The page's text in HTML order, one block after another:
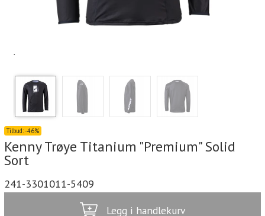
`
Tilbud:-46%
Kenny Trøye Titanium "Premium" Solid
Sort
241-3301011-5409
Legg i handlekurv